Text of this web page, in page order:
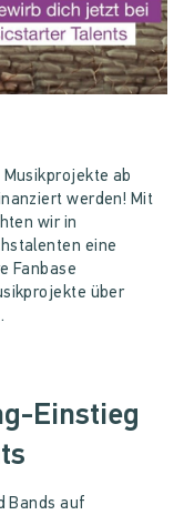
ab
werden! Mit
wir in
eine
Fanbase
über
Einstieg
Bands auf